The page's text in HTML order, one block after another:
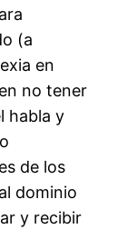
(a
en
no tener
habla y
de los
dominio
y recibir